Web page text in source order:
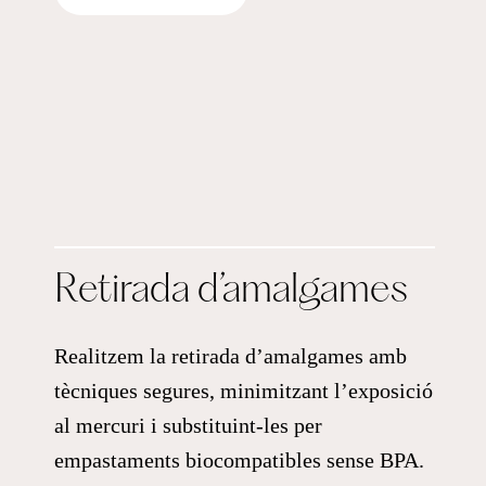
Retirada d’amalgames
Realitzem la retirada d’amalgames amb
tècniques segures, minimitzant l’exposició
al mercuri i substituint-les per
empastaments biocompatibles sense BPA.